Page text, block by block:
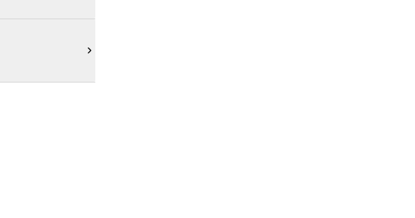
